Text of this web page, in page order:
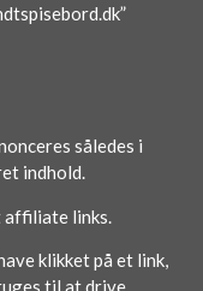
således i
indhold.
links.
klikket på et link,
til at drive